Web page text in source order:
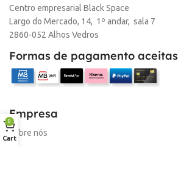
Centro empresarial Black Space
Largo do Mercado, 14, 1º andar, sala 7
2860-052 Alhos Vedros
Formas de pagamento aceitas
Empresa
Sobre nós
0
Cart